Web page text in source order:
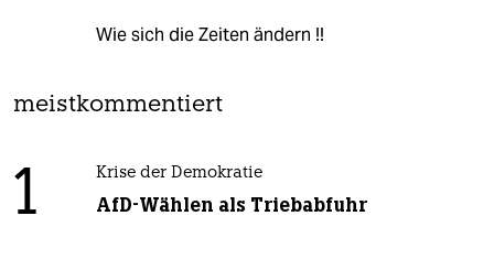
Wie sich die Zeiten ändern !!
meistkommentiert
1 Krise der Demokratie
AfD-Wählen als Triebabfuhr